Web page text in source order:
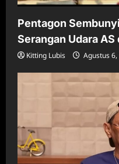
Pentagon
Serangan Udara AS
Kitting Lubis Agustus